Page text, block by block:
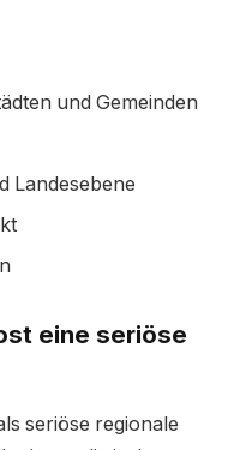
und Gemeinden
Landesebene
eine seriöse
seriöse regionale